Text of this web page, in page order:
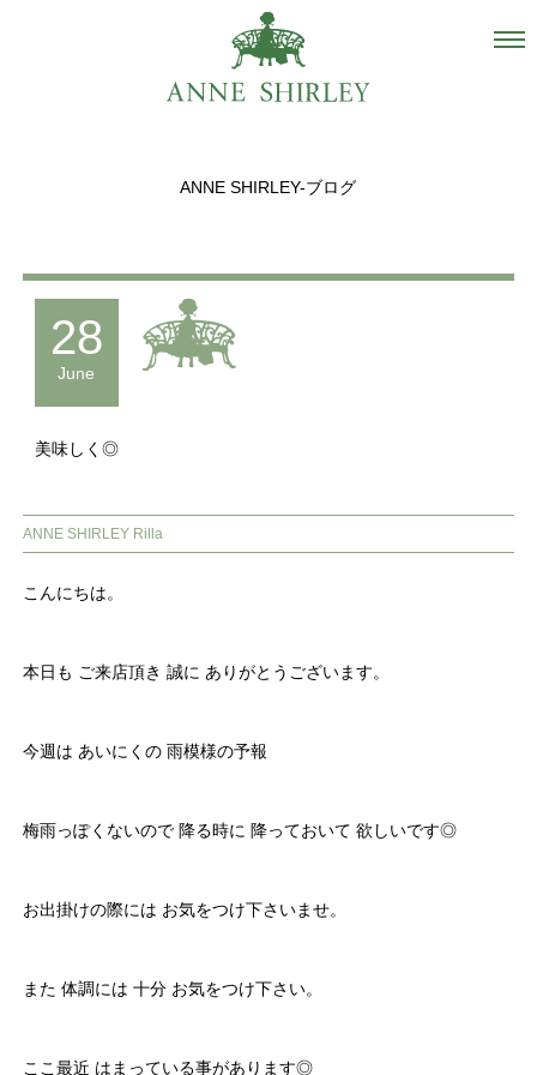
Salon
recommend
ANNE SHIRLEY-ブログ
28
June
美味しく◎
ANNE SHIRLEY Rilla
こんにちは。
本日も ご来店頂き 誠に ありがとうございます。
今週は あいにくの 雨模様の予報
梅雨っぽくないので 降る時に 降っておいて 欲しいです◎
お出掛けの際には お気をつけ下さいませ。
また 体調には 十分 お気をつけ下さい。
ここ最近 はまっている事があります◎